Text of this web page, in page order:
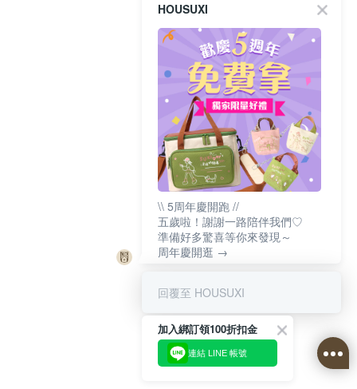
HOUSUXI
\\ 5周年慶開跑 //
五歲啦！謝謝一路陪伴我們♡
準備好多驚喜等你來發現～
周年慶開逛 →
回覆至 HOUSUXI
加入綁訂領100折扣金
連結 LINE 帳號